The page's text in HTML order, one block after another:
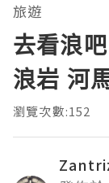
旅遊
去看浪
浪岩 河
瀏覽次數:152